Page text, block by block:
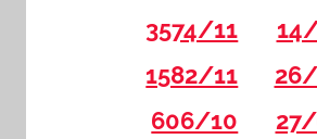
3574/11
1582/11
606/10